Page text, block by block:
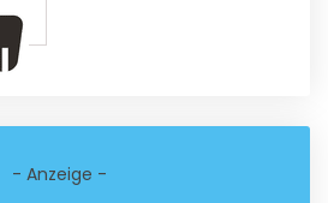
- Anzeige -